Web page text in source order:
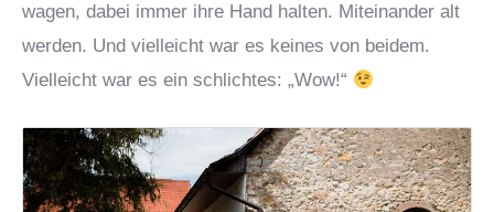
wagen, dabei immer ihre Hand halten. Miteinander alt
werden. Und vielleicht war es keines von beidem.
Vielleicht war es ein schlichtes: „Wow!“